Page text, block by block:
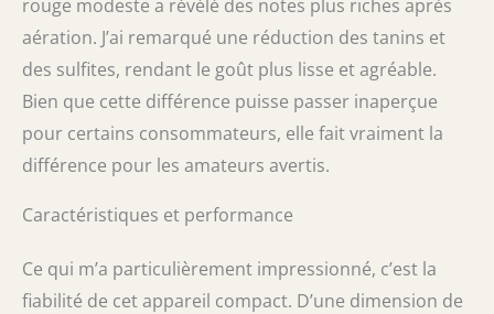
rouge modeste a révélé des notes plus riches après
aération. J’ai remarqué une réduction des tanins et
des sulfites, rendant le goût plus lisse et agréable.
Bien que cette différence puisse passer inaperçue
pour certains consommateurs, elle fait vraiment la
différence pour les amateurs avertis.
Caractéristiques et performance
Ce qui m’a particulièrement impressionné, c’est la
fiabilité de cet appareil compact. D’une dimension de